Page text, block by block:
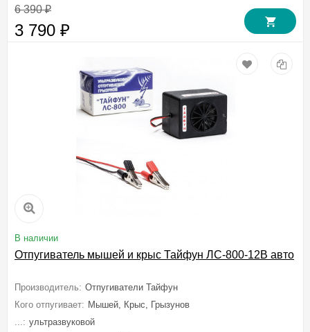
6 390₽
3 790 ₽
В наличии
Отпугиватель мышей и крыс Тайфун ЛС-800-12В авто
Производитель: Отпугиватели Тайфун
Кого отпугивает: Мышей, Крыс, Грызунов
...: ультразвуковой